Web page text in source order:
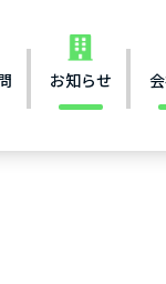
お知らせ